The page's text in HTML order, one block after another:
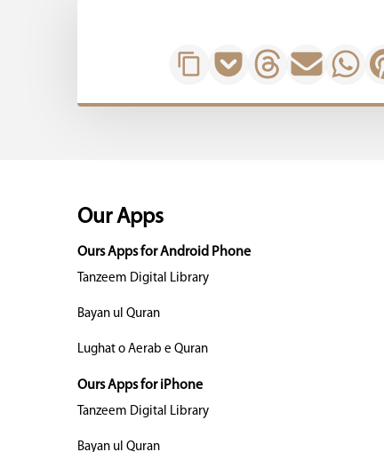
Our Apps
Ours Apps for Android Phone
Tanzeem Digital Library
Bayan ul Quran
Lughat o Aerab e Quran
Ours Apps for iPhone
Tanzeem Digital Library
Bayan ul Quran